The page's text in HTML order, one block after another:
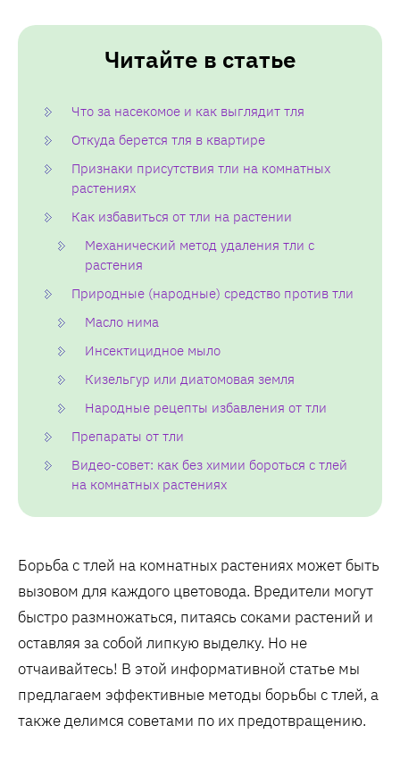
Читайте в статье
Что за насекомое и как выглядит тля
Откуда берется тля в квартире
Признаки присутствия тли на комнатных
растениях
Как избавиться от тли на растении
Механический метод удаления тли с
растения
Природные (народные) средство против тли
Масло нима
Инсектицидное мыло
Кизельгур или диатомовая земля
Народные рецепты избавления от тли
Препараты от тли
Видео-совет: как без химии бороться с тлей
на комнатных растениях
Борьба с тлей на комнатных растениях может быть
вызовом для каждого цветовода. Вредители могут
быстро размножаться, питаясь соками растений и
оставляя за собой липкую выделку. Но не
отчаивайтесь! В этой информативной статье мы
предлагаем эффективные методы борьбы с тлей, а
также делимся советами по их предотвращению.